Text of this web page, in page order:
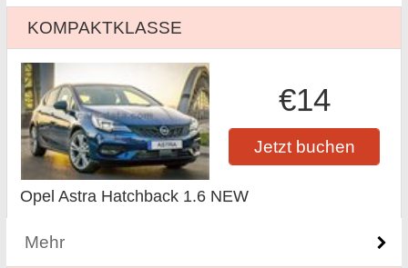
KOMPAKTKLASSE
€14
Jetzt buchen
Opel Astra Hatchback 1.6 NEW
Mehr